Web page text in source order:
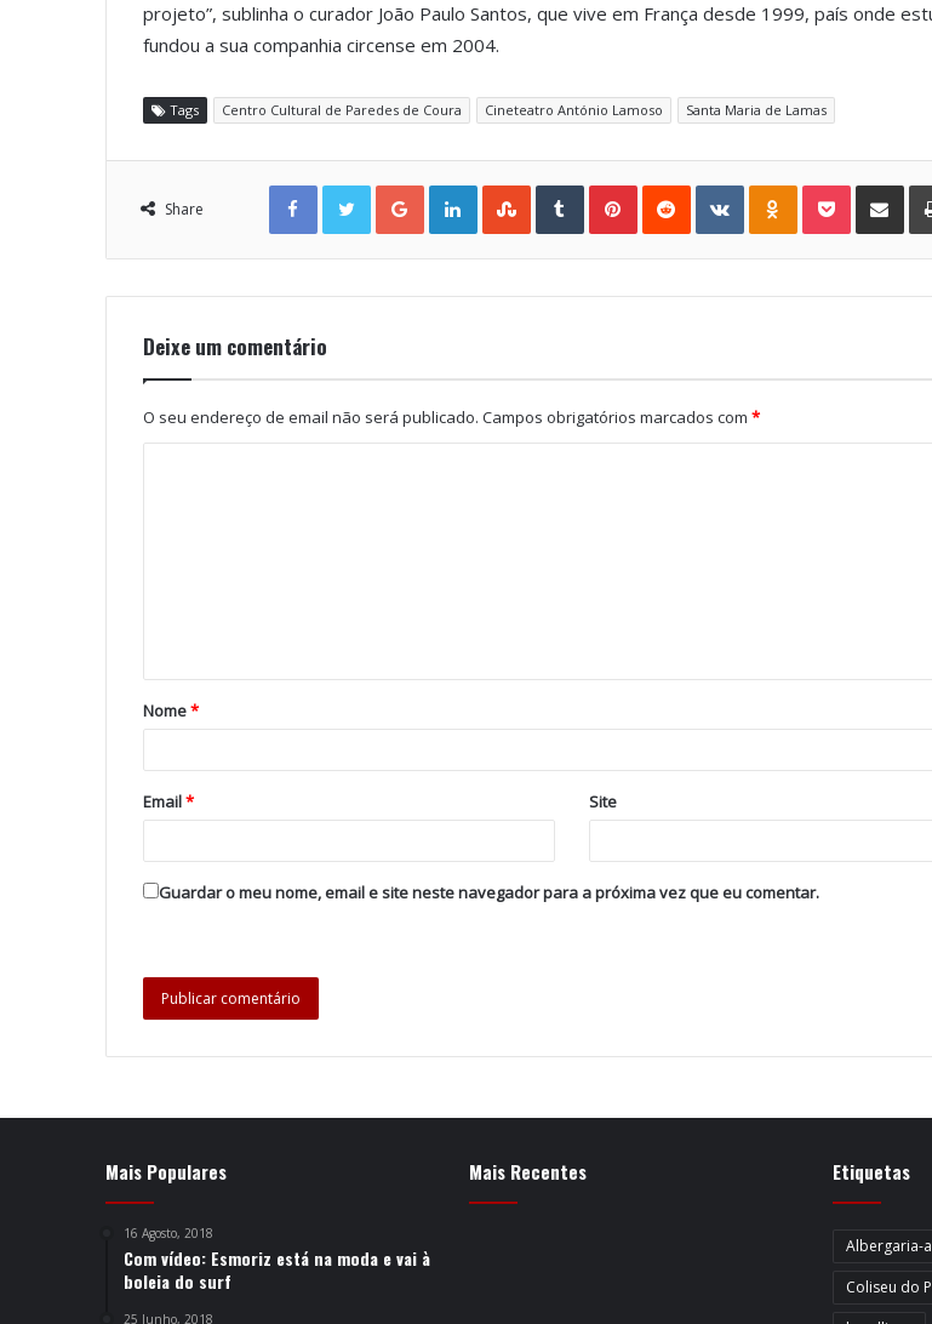
projeto”, sublinha o curador João Paulo Santos, que vive em França desde 1999, país onde
fundou a sua companhia circense em 2004.
Tags Centro Cultural de Paredes de Coura Cineteatro António Lamoso Santa Maria de Lamas
Share
Facebook Twitter Google+ LinkedIn StumbleUpon Tumblr Pinterest Reddit VKontakte Odnoklassniki Pocket Share via Email
Deixe um comentário
O seu endereço de email não será publicado. Campos obrigatórios marcados com *
Nome*
Email* Site
Guardar o meu nome, email e site neste navegador para a próxima vez que eu comentar.
Mais Populares
16 Agosto, 2018
Com vídeo: Esmoriz está na moda e vai à
boleia do surf
25 Junho, 2018
Mais Recentes Etiquetas
Albergaria-
Coliseu do